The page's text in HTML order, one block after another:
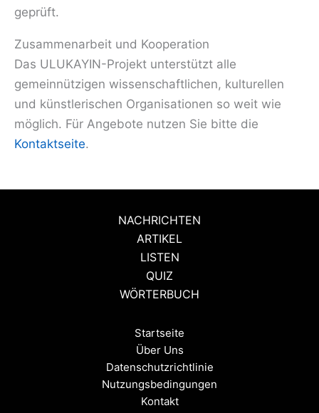
geprüft.
Zusammenarbeit und Kooperation
Das ULUKAYIN-Projekt unterstützt alle
gemeinnützigen wissenschaftlichen, kulturellen
und künstlerischen Organisationen so weit wie
möglich. Für Angebote nutzen Sie bitte die
Kontaktseite.
NACHRICHTEN
ARTIKEL
LISTEN
QUIZ
WÖRTERBUCH
Startseite
Über Uns
Datenschutzrichtlinie
Nutzungsbedingungen
Kontakt